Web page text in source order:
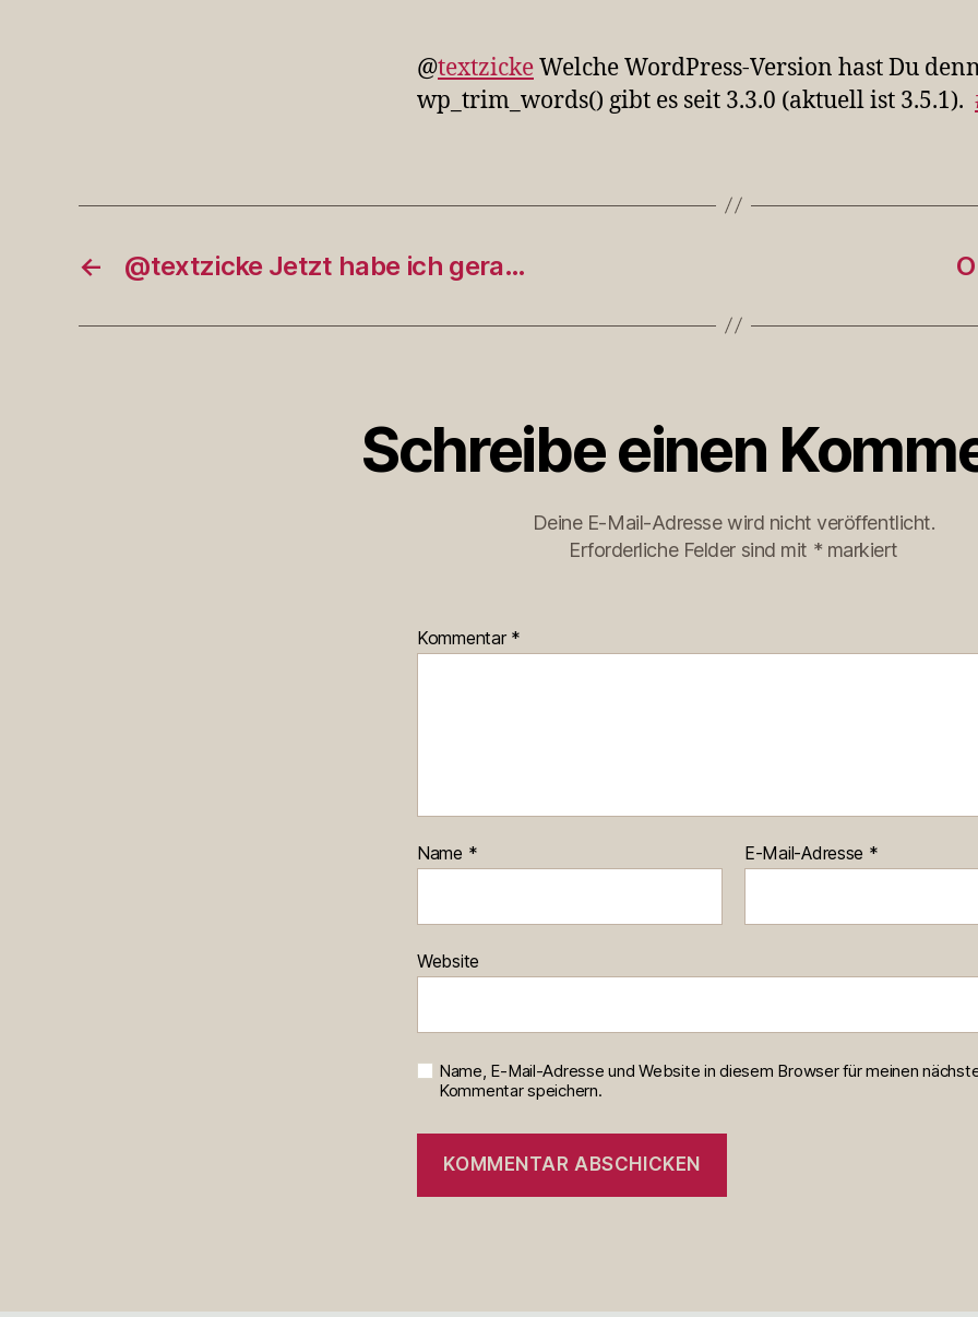
@textzickeWelche WordPress-Version hast Du
wp_trim_words() gibt es seit 3.3.0 (aktuell ist 3.5.1).
← @textzicke Jetzt habe ich gera…
Schreibe einen
Deine E-Mail-Adresse wird nicht veröffentlicht.
Erforderliche Felder sind mit * markiert
Kommentar *
Name * E-Mail-Adresse *
Website
Name, E-Mail-Adresse und Website in diesem Browser für meinen
Kommentar speichern.